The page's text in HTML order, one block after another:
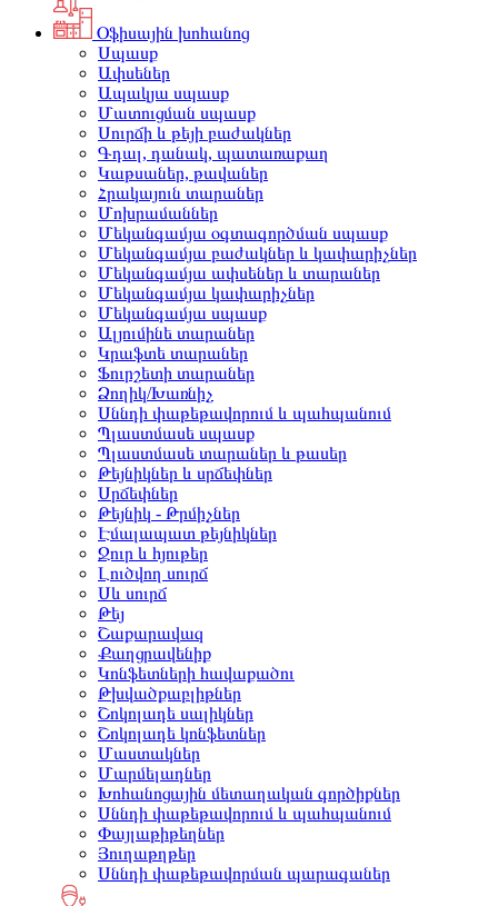
Օֆիսային խոհանոց
Սպասք
Ափսեներ
Ապակյա սպասք
Մատուցման սպասք
Սուրճի և թեյի բաժակներ
Գդալ, դանակ, պատառաքաղ
Կաթսաներ, թավաներ
Հրակայուն տարաներ
Մոխրամաններ
Մեկանգամյա օգտագործման սպասք
Մեկանգամյա բաժակներ և կափարիչներ
Մեկանգամյա ափսեներ և տարաներ
Մեկանգամյա կափարիչներ
Մեկանգամյա սպասք
Ալյումինե տարաներ
Կրաֆտե տարաներ
Ֆուրշետի տարաներ
Ձողիկ/Խառնիչ
Սննդի փաթեթավորում և պահպանում
Պլաստմասե սպասք
Պլաստմասե տարաներ և թասեր
Թեյնիկներ և սրճեփներ
Սրճեփներ
Թեյնիկ - Թրմիչներ
Էմալապատ թեյնիկներ
Ջուր և հյութեր
Լուծվող սուրճ
Սև սուրճ
Թեյ
Շաքարավազ
Քաղցրավենիք
Կոնֆետների հավաքածու
Թխվածքաբլիթներ
Շոկոլադե սալիկներ
Շոկոլադե կոնֆետներ
Մաստակներ
Մարմելադներ
Խոհանոցային մետաղական գործիքներ
Սննդի փաթեթավորում և պահպանում
Փայլաթիթեղներ
Յուղաթղթեր
Սննդի փաթեթավորման պարագաներ